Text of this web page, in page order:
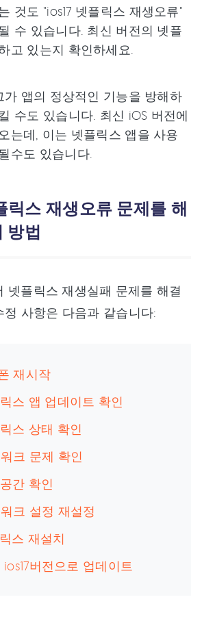
것도 "ios17 넷플릭스 재생오류"
수 있습니다. 최신 버전의 넷플
고 있는지 확인하세요.
가 앱의 정상적인 기능을 방해하
수도 있습니다. 최신 iOS 버전에
는데, 이는 넷플릭스 앱을 사용
수도 있습니다.
릭스 재생오류 문제를 해
방법
넷플릭스 재생실패 문제를 해결
사항은 다음과 같습니다:
재시작
스 앱 업데이트 확인
스 상태 확인
크 문제 확인
간 확인
크 설정 재설정
스 재설치
버전으로 업데이트